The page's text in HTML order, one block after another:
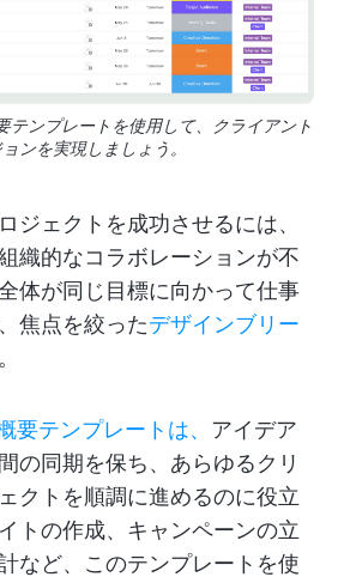
テンプレートを使用して、クライアント
ンを実現しましょう。
ジェクトを成功させるには、
織的なコラボレーションが不
体が同じ目標に向かって仕事
焦点を絞ったデザインブリー
要テンプレートは、 アイデア
の同期を保ち、あらゆるクリ
クトを順調に進めるのに役立
トの作成、キャンペーンの立
など、このテンプレートを使